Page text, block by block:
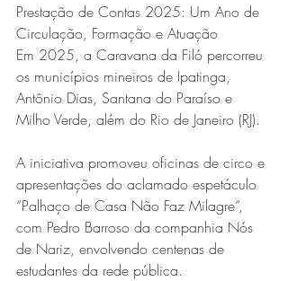
Prestação de Contas 2025: Um Ano de
Circulação, Formação e Atuação
Em 2025, a Caravana da Filó percorreu
os municípios mineiros de Ipatinga,
Antônio Dias, Santana do Paraíso e
Milho Verde, além do Rio de Janeiro (RJ).
A iniciativa promoveu oficinas de circo e
apresentações do aclamado espetáculo
“Palhaço de Casa Não Faz Milagre”,
com Pedro Barroso da companhia Nós
de Nariz, envolvendo centenas de
estudantes da rede pública.